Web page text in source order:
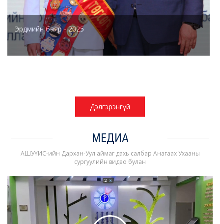
Эрдмийн баяр - 2025
Дэлгэрэнгүй
МЕДИА
АШУҮИС-ийн Дархан-Уул аймаг дахь салбар Анагаах Ухааны
сургуулийн видео булан